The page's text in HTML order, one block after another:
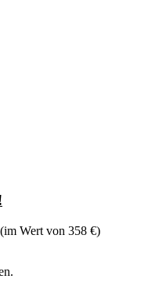
(im Wert von 358 €)